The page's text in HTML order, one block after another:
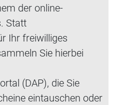
der online-
Statt
Ihr freiwilliges
Sie hierbei
(DAP), die Sie
eintauschen oder